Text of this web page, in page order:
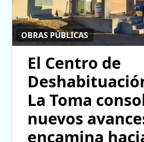
OBRAS PÚBLICAS
El Centro de
La Toma
nuevos
encamina